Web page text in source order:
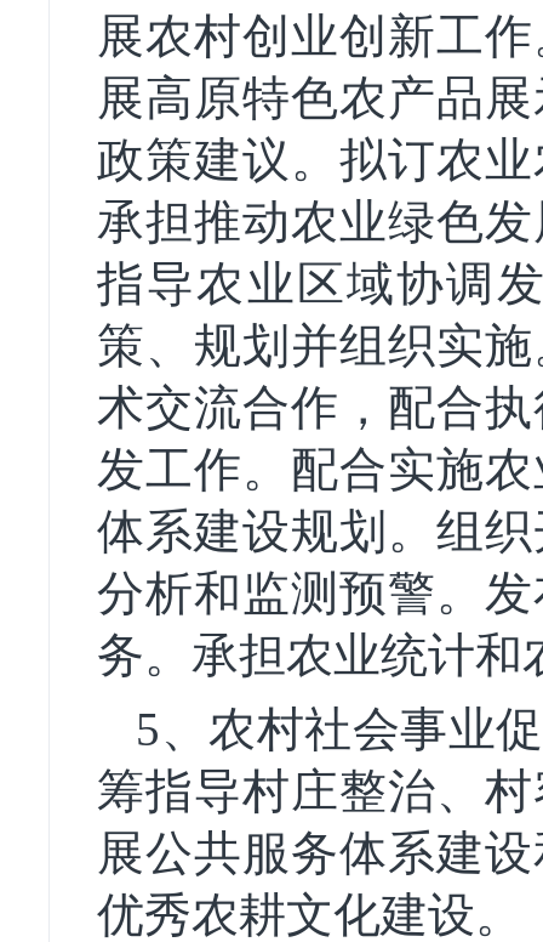
展农村创业创新工
展高原特色农产品
政策建议。拟订农
承担推动农业绿色
指导农业区域协调
策、规划并组织实
术交流合作，配合
发工作。配合实施
体系建设规划。组
分析和监测预警。
务。承担农业统计和
5、农村社会事业
筹指导村庄整治、
展公共服务体系建
优秀农耕文化建设。